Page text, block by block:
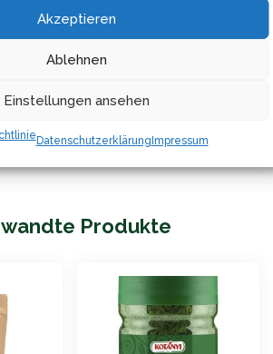
Akzeptieren
Ablehnen
Einstellungen ansehen
Datenschutzerklärung Impressum
Die Wildsammlung erfolgt
behält der Bärlauch bei kühler und
seinen charakteristischen
Produkte